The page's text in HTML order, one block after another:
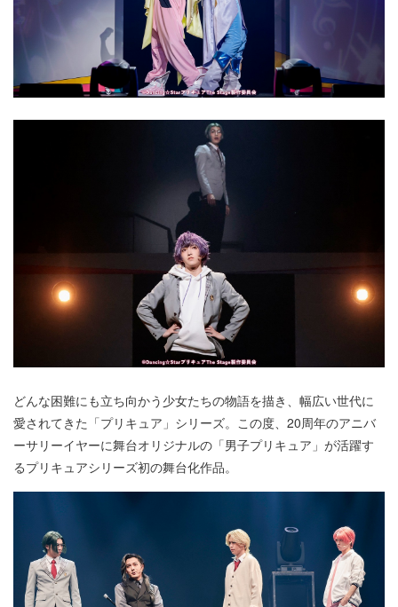
どんな困難にも立ち向かう少女たちの物語を描き、幅広い世代に
愛されてきた「プリキュア」シリーズ。この度、20周年のアニバ
ーサリーイヤーに舞台オリジナルの「男子プリキュア」が活躍す
るプリキュアシリーズ初の舞台化作品。